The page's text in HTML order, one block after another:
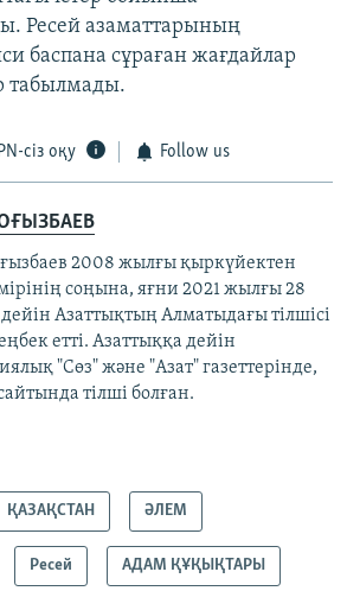
Ресей азаматтарының
баспана сұраған жағдайлар
табылмады.
сіз оқу Follow us
2008 жылғы қыркүйектен
соңына, яғни 2021 жылғы 28
Азаттықтың Алматыдағы тілшісі
етті. Азаттыққа дейін
"Сөз" және "Азат" газеттерінде,
тілші болған.
ҚАЗАҚСТАН ӘЛЕМ
Ресей АДАМ ҚҰҚЫҚТАРЫ